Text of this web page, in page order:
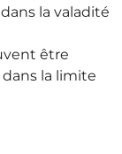
la valadité
être
dans la limite